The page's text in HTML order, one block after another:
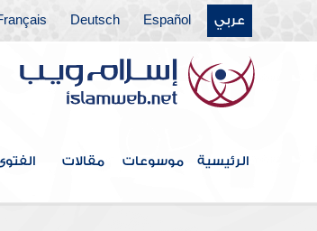
عربي Español
Deutsch
الرئيسية موسوعات مقالات